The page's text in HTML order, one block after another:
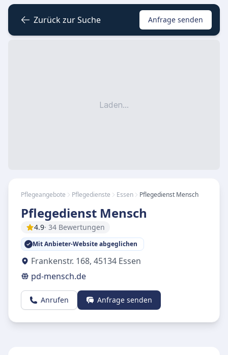
Zurück zur Suche Anfrage senden
Laden...
Pflegeangebote Pflegedienste Essen Pflegedienst Mensch
Pflegedienst Mensch
4.9· 34 Bewertungen
Mit Anbieter-Website abgeglichen
Frankenstr. 168, 45134 Essen
pd-mensch.de
Anrufen Anfrage senden